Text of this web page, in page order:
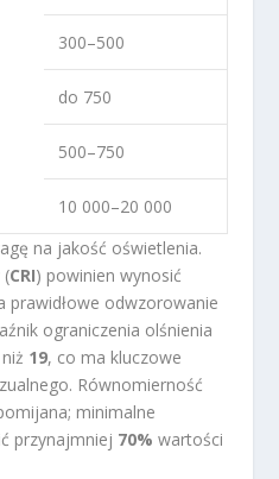
300–500
do 750
500–750
10 000–20 000
na jakość oświetlenia.
(CRI) powinien wynosić
prawidłowe odwzorowanie
ograniczenia olśnienia
19, co ma kluczowe
Równomierność
minimalne
przynajmniej 70% wartości